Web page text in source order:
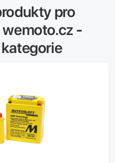
pro
-